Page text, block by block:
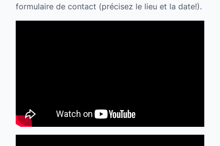
formulaire de contact (précisez le lieu et la date!).